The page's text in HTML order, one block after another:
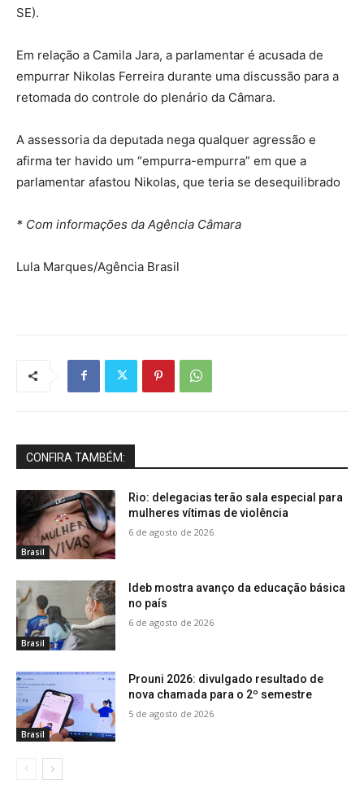
SE).
Em relação a Camila Jara, a parlamentar é acusada de
empurrar Nikolas Ferreira durante uma discussão para a
retomada do controle do plenário da Câmara.
A assessoria da deputada nega qualquer agressão e
afirma ter havido um “empurra-empurra” em que a
parlamentar afastou Nikolas, que teria se desequilibrado
* Com informações da Agência Câmara
Lula Marques/Agência Brasil
CONFIRA TAMBÉM:
Brasil
Rio: delegacias terão sala especial para
mulheres vítimas de violência
6 de agosto de 2026
Brasil
Ideb mostra avanço da educação básica
no país
6 de agosto de 2026
Brasil
Prouni 2026: divulgado resultado de
nova chamada para o 2º semestre
5 de agosto de 2026